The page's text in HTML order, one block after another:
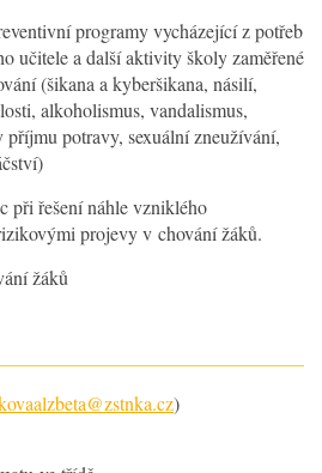
programy vycházející z potřeb
učitele a další aktivity školy zaměřené
(šikana a kyberšikana, násilí,
alkoholismus, vandalismus,
příjmu potravy, sexuální zneužívání,
při řešení náhle vzniklého
projevy v chování žáků.
žáků
)